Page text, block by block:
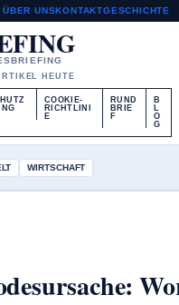
ÜBER UNSKONTAKTGESCHICHTE
HEUTE
COOKIE-
RICHTLINI
E
RUND
BRIE
F
B
L
O
G
WIRTSCHAFT